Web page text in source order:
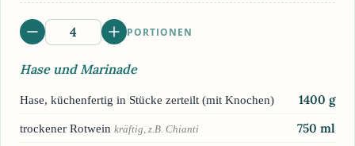
PORTIONEN
Hase und Marinade
Hase, küchenfertig in Stücke zerteilt (mit Knochen) 1400 g
trockener Rotwein kräftig, z.B. Chianti 750 ml